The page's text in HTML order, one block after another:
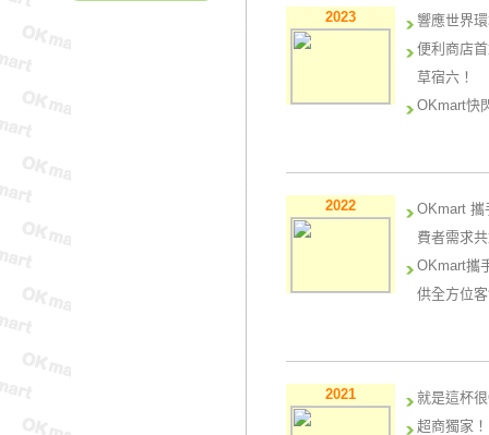
2023
響應世界
便利商店
草宿六！
OKmart快
2022
OKmart 攜
費者需求
OKmart攜
供全方位
2021
就是這杯
超商獨家